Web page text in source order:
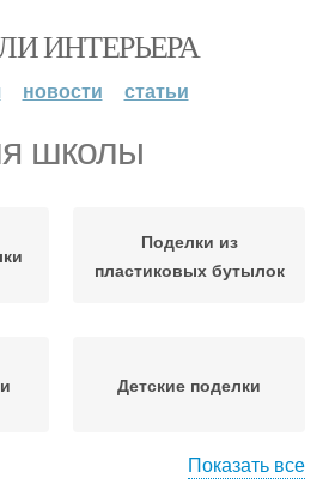
ИНТЕРЬЕРА
новости статьи
школы
Поделки из
пластиковых бутылок
Детские поделки
Показать все